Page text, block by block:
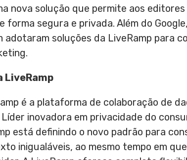
nova solução que permite aos
forma segura e privada. Além do
adotaram soluções da LiveRamp para
LiveRamp
é a plataforma de colaboração de
Líder inovadora em privacidade do
está definindo o novo padrão para
inigualáveis, ao mesmo tempo em